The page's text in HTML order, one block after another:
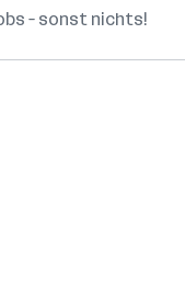
– sonst nichts!